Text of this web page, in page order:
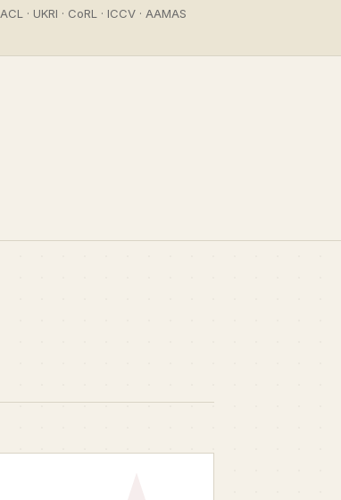
ACL · UKRI · CoRL · ICCV · AAMAS